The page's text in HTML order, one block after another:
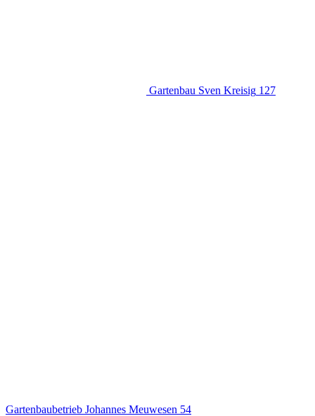
Gartenbau Sven Kreisig 127
Gartenbaubetrieb Johannes Meuwesen 54